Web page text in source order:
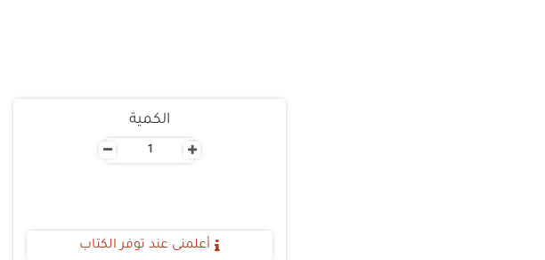
الكمية
- +
أعلمنى عند توفر الكتاب